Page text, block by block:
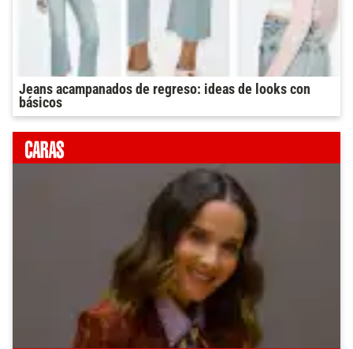
Jeans acampanados de regreso: ideas de looks con
básicos